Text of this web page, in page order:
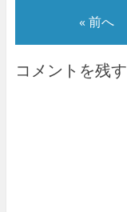
« 前へ
コメントを残す